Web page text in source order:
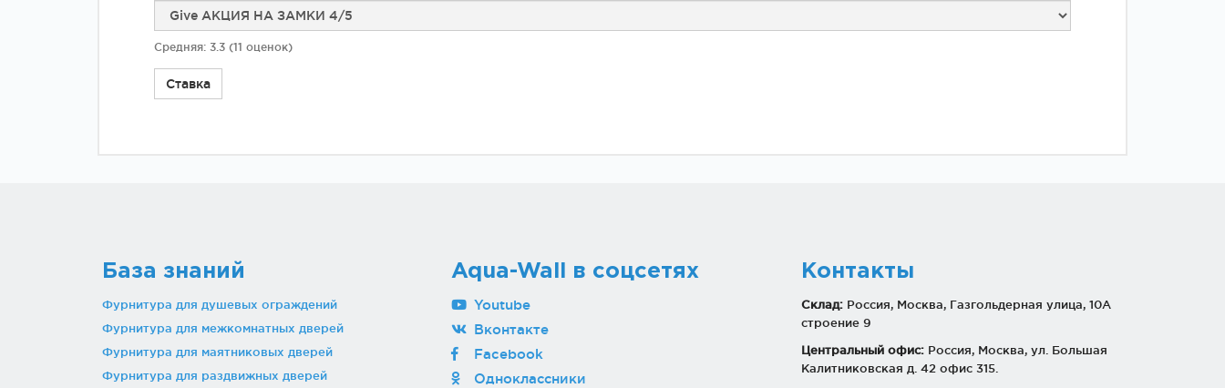
Средняя: 3.3 (11 оценок)
Ставка
База знаний
Фурнитура для душевых ограждений
Фурнитура для межкомнатных дверей
Фурнитура для маятниковых дверей
Фурнитура для раздвижных дверей
Aqua-Wall в соцсетях
Youtube
Вконтакте
Facebook
Одноклассники
Контакты
Склад: Россия, Москва, Газгольдерная улица, 10А
строение 9
Центральный офис: Россия, Москва, ул. Большая
Калитниковская д. 42 офис 315.